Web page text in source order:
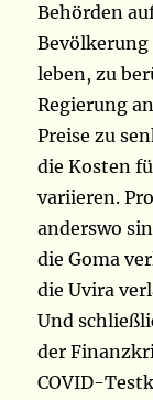
Behörden
Bevölkerung
leben, zu
Regierung
Preise zu
die Kosten
variieren.
anderswo
die Goma
die Uvira
Und
der
COVID-